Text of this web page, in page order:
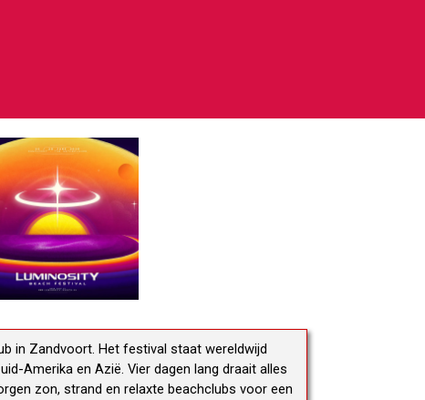
in Zandvoort. Het festival staat wereldwijd
Amerika en Azië. Vier dagen lang draait alles
zon, strand en relaxte beachclubs voor een